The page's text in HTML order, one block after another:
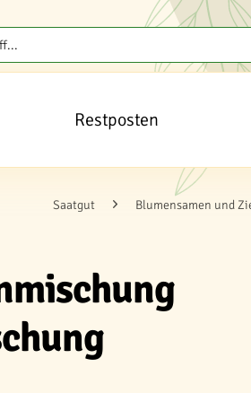
Restposten
Saatgut Blumensamen und